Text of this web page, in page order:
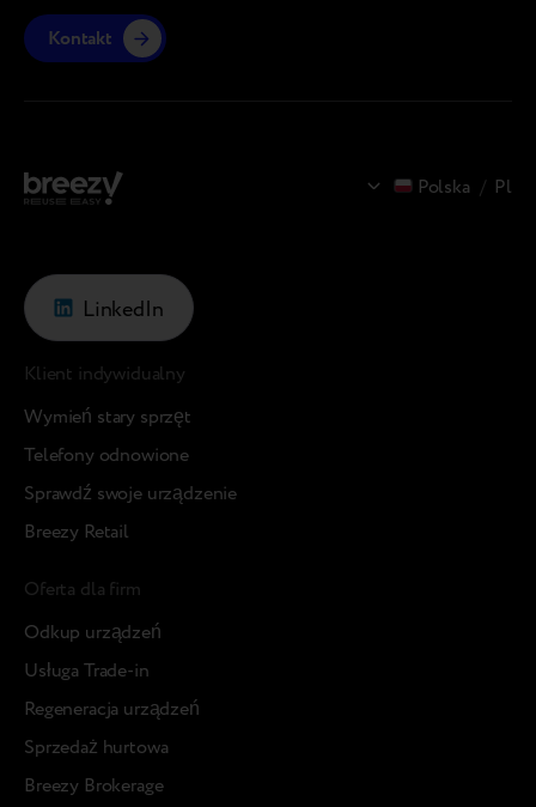
Polska / Pl
Kontakt
LinkedIn
Klient indywidualny
Wymień stary sprzęt
Telefony odnowione
Sprawdź swoje urządzenie
Breezy Retail
Oferta dla firm
Odkup urządzeń
Usługa Trade-in
Regeneracja urządzeń
Sprzedaż hurtowa
Breezy Brokerage